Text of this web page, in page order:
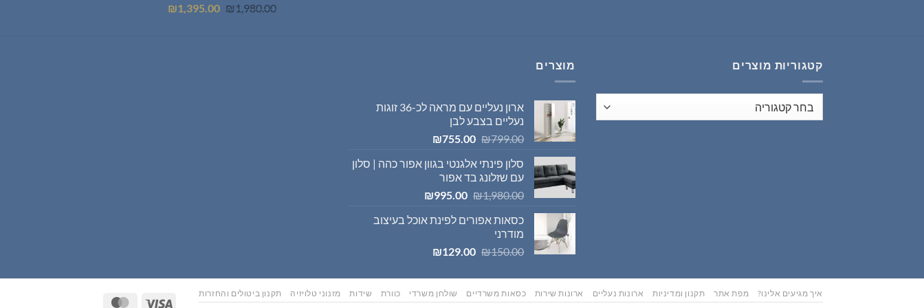
₪ 1,980.00
המחיר
₪1,395.00
המחיר
קטגוריות מוצרים
מוצרים
ארון נעליים עם מראה לכ-36 זוגות
נעליים בצבע לבן
₪799.00
המחיר
היה:
₪799.00.
₪755.00
המחיר
הוא:
סלון פינתי אלגנטי בגוון אפור כהה | סלון
עם שזלונג בד אפור
₪1,980.00
המחיר
היה:
₪995.00
המחיר
הוא:
כסאות אפורים לפינת אוכל בעיצוב
מודרני
₪150.00
המחיר
היה:
₪150.00.
₪129.00
המחיר
הוא:
₪129.00.
Visa
איך מגיעים אלינו? מפת אתר תקנון ומדיניות ארונות נעליים ארונות שירות כסאות משרדיים שולחן משרדי כוורת שידות מזנוני טלויזיה תקנון ביטולים והחזרות